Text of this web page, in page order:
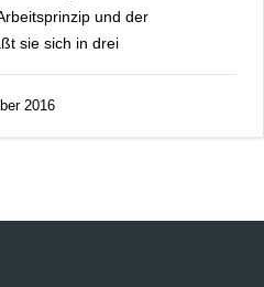
und der
sie sich in drei
2016